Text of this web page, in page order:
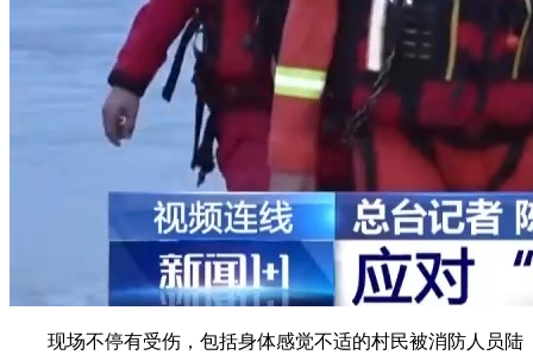
现场不停有受伤，包括身体感觉不适的村民被消防人员陆